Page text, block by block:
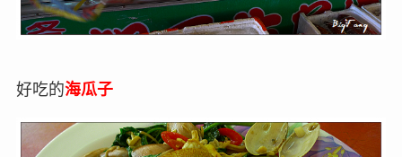
好吃的海瓜子